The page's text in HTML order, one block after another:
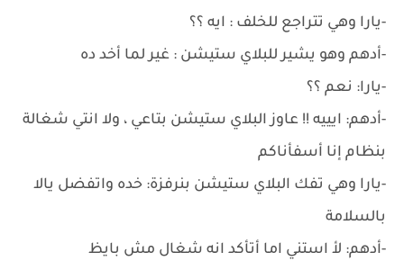
-يارا وهي تتراجع للخلف : ايه ؟؟
-أدهم وهو يشير للبلاي ستيشن : غير لما أخد ده
-يارا: نعم ؟؟
-أدهم: ايييه !! عاوز البلاي ستيشن بتاعي ، ولا انتي شغالة
بنظام إنا أسفأناكم
-يارا وهي تفك البلاي ستيشن بنرفزة: خده واتفضل يالا
بالسلامة
-أدهم: لأ استني اما أتأكد انه شغال مش بايظ